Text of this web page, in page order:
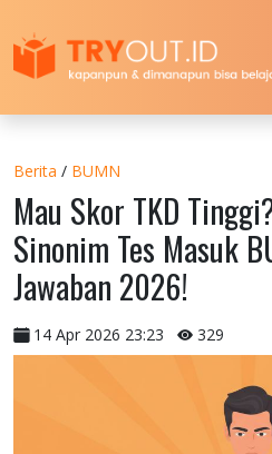
Berita / BUMN
Mau Skor TKD
Sinonim Tes Masuk
Jawaban 2026!
14 Apr 2026 23:23 329